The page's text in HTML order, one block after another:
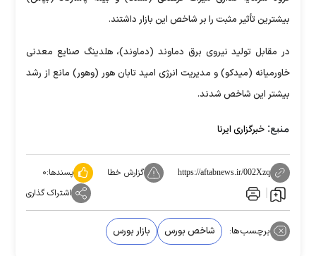
بیشترین تأثیر مثبت را بر شاخص این بازار داشتند.
در مقابل تولید نیروی برق دماوند (دماوند)، هلدینگ صنایع معدنی
خاورمیانه (میدکو) و مدیریت انرژی امید تابان هور (وهور) مانع از رشد
بیشتر این شاخص شدند.
منبع: خبرگزاری ایرنا
https://aftabnews.ir/002Xzq گزارش خطا پسندها:۰
اشتراک گذاری
برچسب‌ها: شاخص بورس بازار بورس